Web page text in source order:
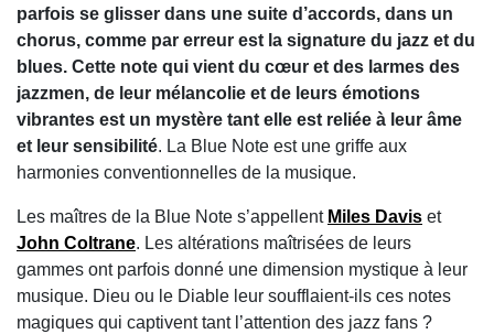
parfois se glisser dans une suite d’accords, dans un
chorus, comme par erreur est la signature du jazz et du
blues. Cette note qui vient du cœur et des larmes des
jazzmen, de leur mélancolie et de leurs émotions
vibrantes est un mystère tant elle est reliée à leur âme
et leur sensibilité. La Blue Note est une griffe aux
harmonies conventionnelles de la musique.
Les maîtres de la Blue Note s’appellent Miles Davis et
John Coltrane. Les altérations maîtrisées de leurs
gammes ont parfois donné une dimension mystique à leur
musique. Dieu ou le Diable leur soufflaient-ils ces notes
magiques qui captivent tant l’attention des jazz fans ?